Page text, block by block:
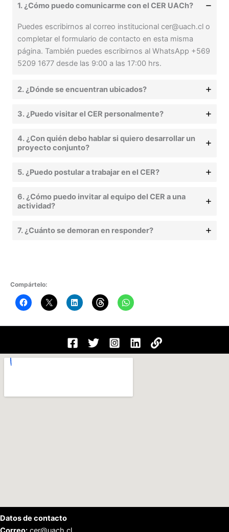
1. ¿Cómo puedo comunicarme con el CER UACh?
Puedes escribirnos al correo institucional cer@uach.cl o
completar el formulario de contacto en esta misma
página. También puedes escribirnos al WhatsApp +569
5209 1677 desde las 9:00 a las 17:00 hrs.
2. ¿Dónde se encuentran ubicados?
3. ¿Puedo visitar el CER personalmente?
4. ¿Con quién debo hablar si quiero desarrollar un
proyecto conjunto?
5. ¿Puedo postular a trabajar en el CER?
6. ¿Cómo puedo invitar al equipo del CER a una
actividad?
7. ¿Cuánto se demoran en responder?
Compártelo:
Datos de contacto